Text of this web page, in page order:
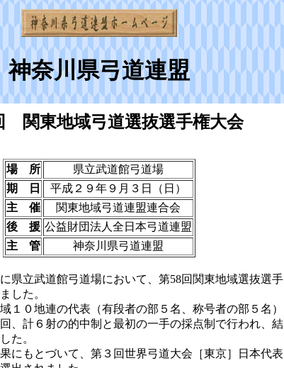
神奈川県弓道連盟
関東地域弓道選抜選手権大会
場 所
県立武道館弓道場
期 日
平成２９年９月３日（日）
主 催
関東地域弓道連盟連合会
後 援 公益財団法人全日本弓道連盟
主 管
神奈川県弓道連盟
県立武道館弓道場において、第58回関東地域選抜選手
した。
１０地連の代表（有段者の部５名、称号者の部５名）
、計６射の的中制と最初の一手の採点制で行われ、結
た。
にもとづいて、第３回世界弓道大会［東京］日本代表